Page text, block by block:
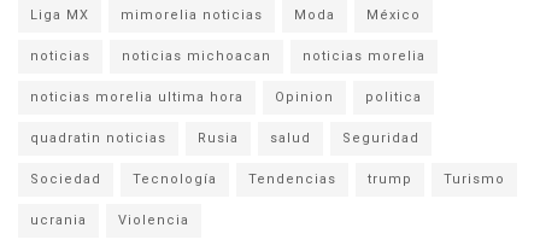
Liga MX mimorelia noticias Moda México
noticias noticias michoacan noticias morelia
noticias morelia ultima hora Opinion politica
quadratin noticias Rusia salud Seguridad
Sociedad Tecnología Tendencias trump Turismo
ucrania Violencia